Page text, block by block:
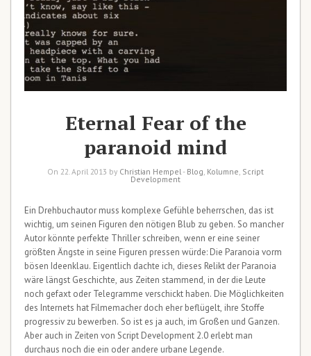
Eternal Fear of the
paranoid mind
On 22. April 2013 by Christian Hempel - Blog Kolumne Script
Development
Ein Drehbuchautor muss komplexe Gefühle beherrschen, das ist
wichtig, um seinen Figuren den nötigen Blub zu geben. So mancher
Autor könnte perfekte Thriller schreiben, wenn er eine seiner
größten Ängste in seine Figuren pressen würde: Die Paranoia vorm
bösen Ideenklau. Eigentlich dachte ich, dieses Relikt der Paranoia
wäre längst Geschichte, aus Zeiten stammend, in der die Leute
noch gefaxt oder Telegramme verschickt haben. Die Möglichkeiten
des Internets hat Filmemacher doch eher beflügelt, ihre Stoffe
progressiv zu bewerben. So ist es ja auch, im Großen und Ganzen.
Aber auch in Zeiten von Script Development 2.0 erlebt man
durchaus noch die ein oder andere urbane Legende.